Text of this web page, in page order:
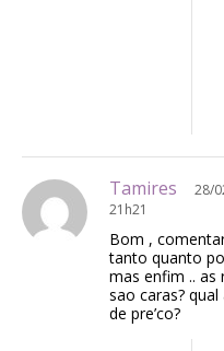
Tamires
28/
21h21
Bom ,
tanto quanto
mas enfim .. as
sao caras? qual
de pre’co?